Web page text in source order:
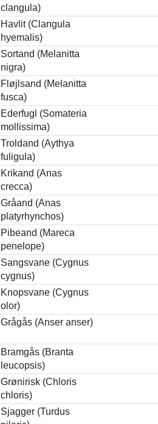
clangula)
Havlit (Clangula
hyemalis)
Sortand (Melanitta
nigra)
Fløjlsand (Melanitta
fusca)
Ederfugl (Somateria
mollissima)
Troldand (Aythya
fuligula)
Krikand (Anas
crecca)
Gråand (Anas
platyrhynchos)
Pibeand (Mareca
penelope)
Sangsvane (Cygnus
cygnus)
Knopsvane (Cygnus
olor)
Grågås (Anser anser)
Bramgås (Branta
leucopsis)
Grønirisk (Chloris
chloris)
Sjagger (Turdus